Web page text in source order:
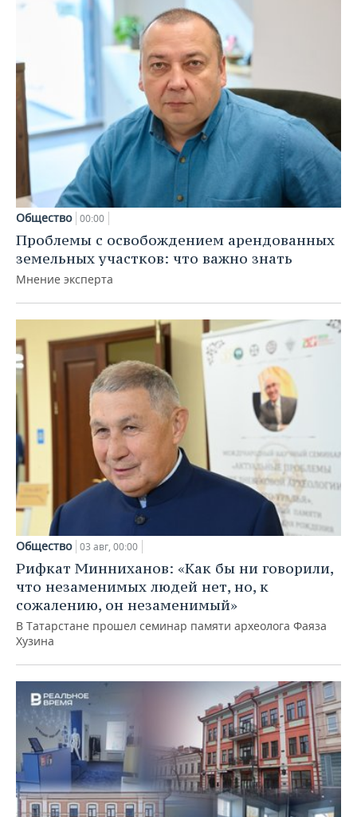
Общество 00:00
Проблемы с освобождением арендованных
земельных участков: что важно знать
Мнение эксперта
Общество 03 авг, 00:00
Рифкат Минниханов: «Как бы ни говорили,
что незаменимых людей нет, но, к
сожалению, он незаменимый»
В Татарстане прошел семинар памяти археолога Фаяза
Хузина